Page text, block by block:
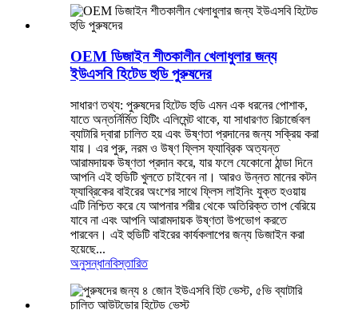
OEM ডিজাইন শীতকালীন খেলাধুলার জন্য
ইউএসবি হিটেড হুডি পুরুষদের
সাধারণ তথ্য: পুরুষদের হিটেড হুডি এমন এক ধরনের পোশাক,
যাতে অন্তর্নির্মিত হিটিং এলিমেন্ট থাকে, যা সাধারণত রিচার্জেবল
ব্যাটারি দ্বারা চালিত হয় এবং উষ্ণতা প্রদানের জন্য সক্রিয় করা
যায়। এর পুরু, নরম ও উষ্ণ ফ্লিস ফ্যাব্রিক অত্যন্ত
আরামদায়ক উষ্ণতা প্রদান করে, যার ফলে যেকোনো ঠান্ডা দিনে
আপনি এই হুডিটি খুলতে চাইবেন না। আরও উন্নত মানের কটন
ফ্যাব্রিকের বাইরের অংশের সাথে ফ্লিস লাইনিং যুক্ত হওয়ায়
এটি নিশ্চিত করে যে আপনার শরীর থেকে অতিরিক্ত তাপ বেরিয়ে
যাবে না এবং আপনি আরামদায়ক উষ্ণতা উপভোগ করতে
পারবেন। এই হুডিটি বাইরের কার্যকলাপের জন্য ডিজাইন করা
হয়েছে...
অনুসন্ধানবিস্তারিত